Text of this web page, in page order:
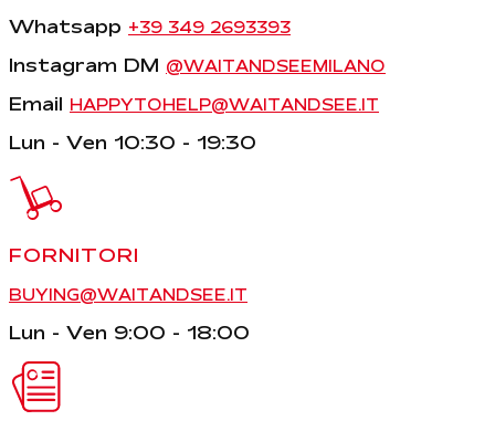
Whatsapp +39 349 2693393
Instagram DM @WAITANDSEEMILANO
Email HAPPYTOHELP@WAITANDSEE.IT
Lun - Ven 10:30 - 19:30
FORNITORI
BUYING@WAITANDSEE.IT
Lun - Ven 9:00 - 18:00